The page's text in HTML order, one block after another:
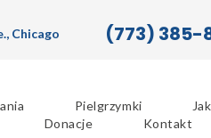
Chicago (773) 385-
Pielgrzymki
Donacje Kontakt